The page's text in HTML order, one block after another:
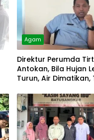
Agam
Direktur Perumda
Antokan, Bila Hujan
Turun, Air Dimatikan,